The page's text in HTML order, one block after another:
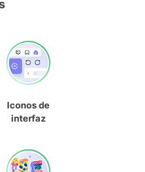
Iconos de
interfaz